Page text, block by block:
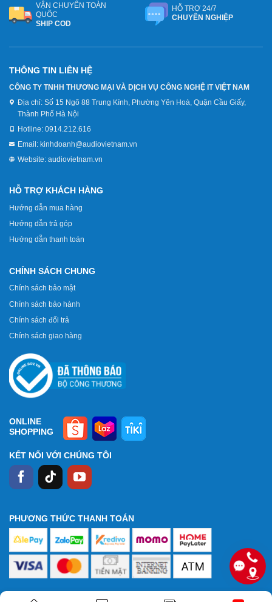
VẬN CHUYỂN TOÀN
QUỐC
SHIP COD
HỖ TRỢ 24/7
CHUYÊN NGHIỆP
THÔNG TIN LIÊN HỆ
CÔNG TY TNHH THƯƠNG MẠI VÀ DỊCH VỤ CÔNG NGHỆ IT VIỆT NAM
Địa chỉ: Số 15 Ngõ 88 Trung Kính, Phường Yên Hoà, Quận Cầu Giấy,
Thành Phố Hà Nội
Hotline: 0914.212.616
Email: kinhdoanh@audiovietnam.vn
Website: audiovietnam.vn
HỖ TRỢ KHÁCH HÀNG
Hướng dẫn mua hàng
Hướng dẫn trả góp
Hướng dẫn thanh toán
CHÍNH SÁCH CHUNG
Chính sách bảo mật
Chính sách bảo hành
Chính sách đổi trả
Chính sách giao hàng
ONLINE
SHOPPING
KẾT NỐI VỚI CHÚNG TÔI
PHƯƠNG THỨC THANH TOÁN